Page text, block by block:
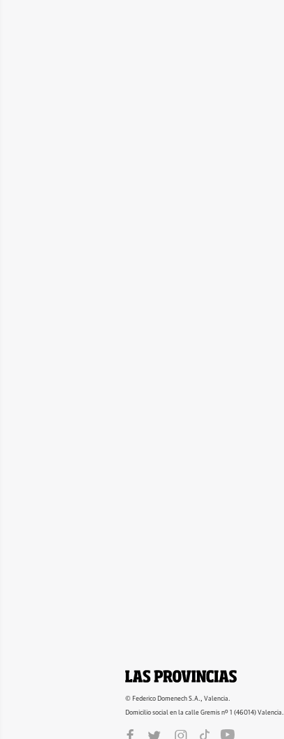
© Federico Domenech S.A., Valencia.
Domicilio social en la calle Gremis nº 1 (46014) Valencia.